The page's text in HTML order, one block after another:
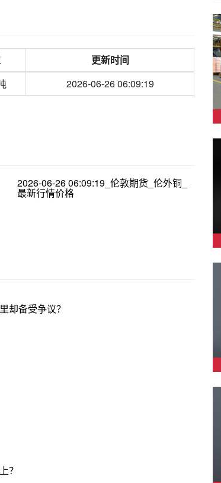
更新时间
2026-06-26 06:09:19
2026-06-26 06:09:19_伦敦期货_伦外铜_
最新行情价格
却备受争议？
？